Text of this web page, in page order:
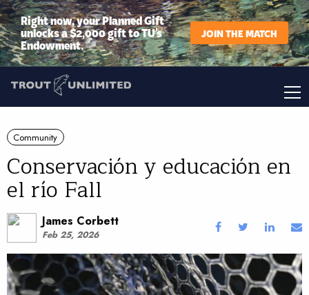
Right now, your Planned Gift
unlocks a $2,000 gift to TU’s
Endowment.
JOIN THE MATCH
Community
Conservación y educación en
el río Fall
James Corbett
Feb 25, 2026